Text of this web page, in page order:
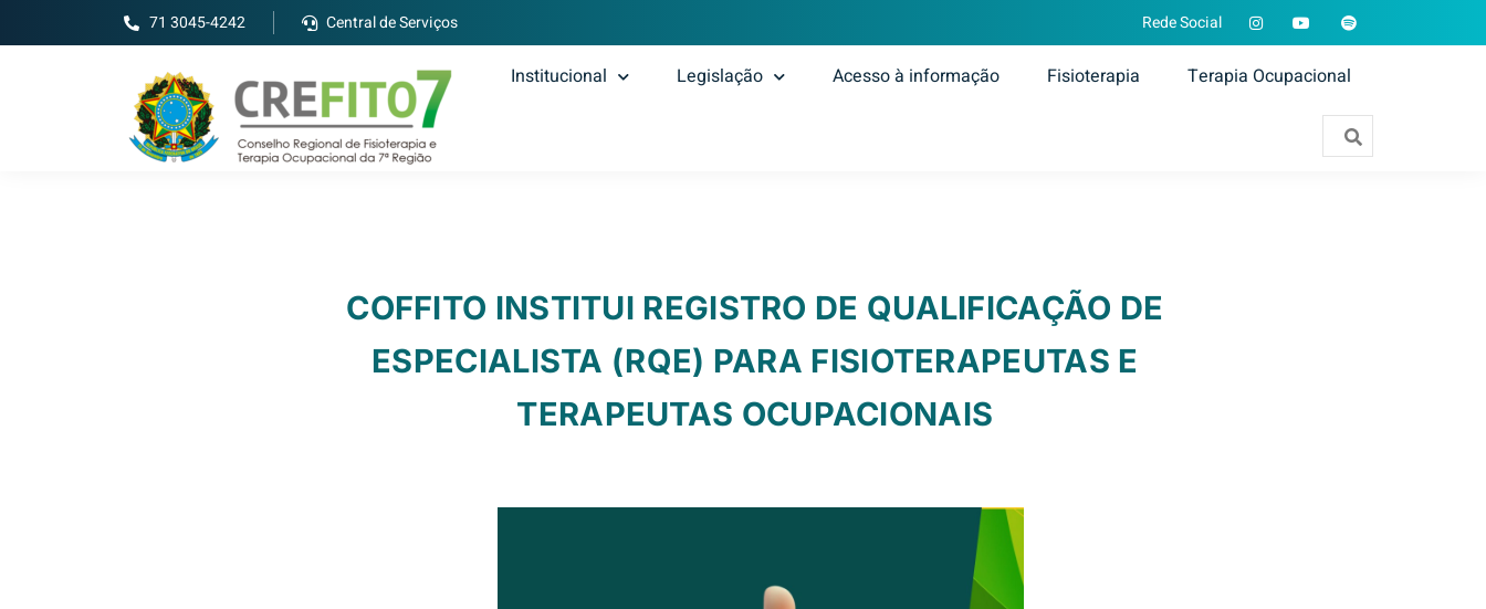
71 3045-4242 Central de Serviços Rede Social
Institucional Legislação Acesso à informação Fisioterapia Terapia Ocupacional
COFFITO INSTITUI REGISTRO DE QUALIFICAÇÃO DE
ESPECIALISTA (RQE) PARA FISIOTERAPEUTAS E
TERAPEUTAS OCUPACIONAIS